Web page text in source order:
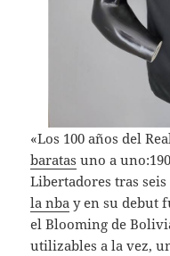
«Los 100 años del
baratas uno a
Libertadores tras
la nba y en su debut
el Blooming de
utilizables a la vez,